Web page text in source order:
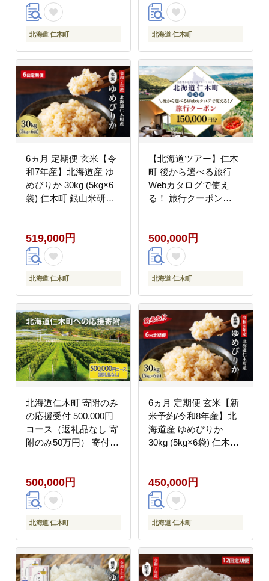
宿泊券 飲食券 体験サー
ビス券 パッケージ旅行
[Japan Tourism
北海道 仁木町
食 ご飯 朝ごはん 夜ご
はん 昼ごはん[株式会社
松原米穀]
北海道 仁木町
6ヵ月 定期便 玄米【令
和7年産】北海道産 ゆ
めぴりか 30kg (5kg×6
袋) 仁木町 銀山米研究
り お弁当 産地直送 主
食 ご飯 朝ごはん 夜ご
はん 昼ごはん[株式会社
松原米穀]
519,000円
北海道 仁木町
【北海道ツアー】仁木
町 後から選べる旅行
Webカタログで使え
る！ 旅行クーポン
ステイを満喫！ 旅行券
宿泊券 飲食券 体験サー
ビス券 パッケージ旅行
[Japan Tourism
500,000円
北海道 仁木町
北海道仁木町 寄附のみ
の応援受付 500,000円
コース（返礼品なし 寄
附のみ50万円） 寄付
500,000円
北海道 仁木町
6ヵ月 定期便 玄米【新
米予約/令和8年産】北
海道産 ゆめぴりか
30kg (5kg×6袋) 仁木町
ド米 おにぎり お弁当
産地直送 主食 ご飯[株
式会社 松原米穀]
450,000円
北海道 仁木町